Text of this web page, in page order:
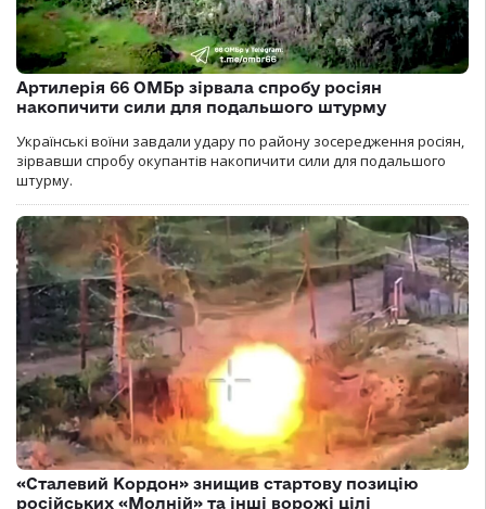
Артилерія 66 ОМБр зірвала спробу росіян
накопичити сили для подальшого штурму
Українські воїни завдали удару по району зосередження росіян,
зірвавши спробу окупантів накопичити сили для подальшого
штурму.
«Сталевий Кордон» знищив стартову позицію
російських «Молній» та інші ворожі цілі